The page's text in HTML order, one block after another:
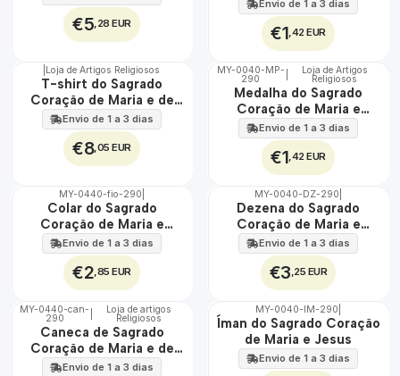
€5,28 EUR
Envio de 1 a 3 dias
€1,42 EUR
🇵🇹
100%
Loja de Artigos Religiosos
T-shirt do Sagrado
Coração de Maria e de
Jesus
Envio de 1 a 3 dias
€8,05 EUR
🇵🇹
100%
MY-0040-MP-
290
Loja de Artigos
Religiosos
Medalha do Sagrado
Coração de Maria e
Jesus
Envio de 1 a 3 dias
€1,42 EUR
🇵🇹
100%
MY-0440-fio-290
Colar do Sagrado
Coração de Maria e
Jesus
Envio de 1 a 3 dias
€2,85 EUR
🇵🇹
100%
MY-0040-DZ-290
Dezena do Sagrado
Coração de Maria e
Jesus
Envio de 1 a 3 dias
€3,25 EUR
🇵🇹
100%
MY-0440-can-
290
Loja de artigos
Religiosos
Caneca de Sagrado
Coração de Maria e de
Jesus
Envio de 1 a 3 dias
🇵🇹
100%
MY-0040-IM-290
Íman do Sagrado Coração
de Maria e Jesus
Envio de 1 a 3 dias